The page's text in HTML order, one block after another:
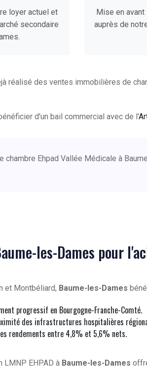
loyer actuel et
secondaire
Mise en
auprès de
réalisé des ventes immobilières de
d'un bail commercial avec de l'
chambre Ehpad Vallée Médicale à
les-Dames pour
et Montbéliard, Baume-les-Dames
progressif en Bourgogne-Franche-Comté.
des infrastructures hospitalières
rendements entre 4,8% et 5,6% nets.
LMNP EHPAD à Baume-les-Dames